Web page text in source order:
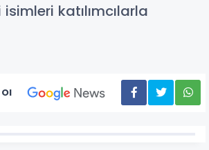
katılımcılarla